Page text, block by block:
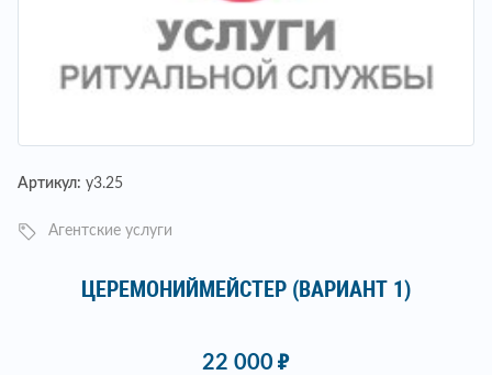
Артикул: у3.25
Агентские услуги
ЦЕРЕМОНИЙМЕЙСТЕР (ВАРИАНТ 1)
22 000